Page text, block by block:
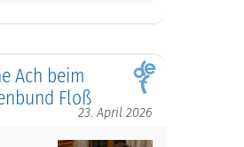
Ach beim
Floß
23. April 2026